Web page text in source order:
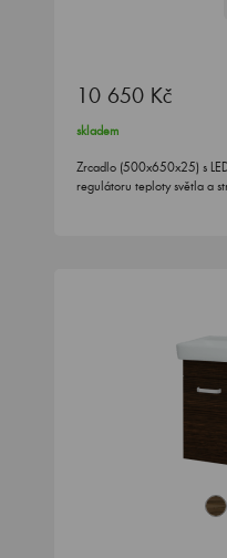
10 650 Kč
skladem
Zrcadlo (500x650x25) s
regulátoru teploty světla a